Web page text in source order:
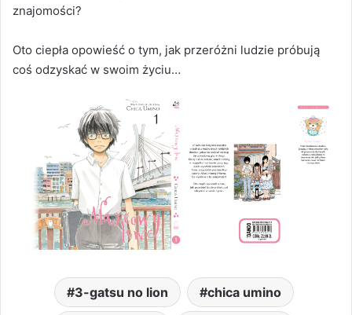
znajomości?
Oto ciepła opowieść o tym, jak przeróżni ludzie próbują
coś odzyskać w swoim życiu…
3-gatsu no lion chica umino